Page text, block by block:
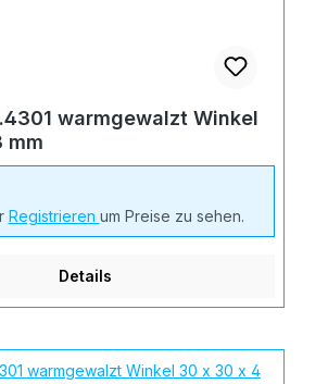
warmgewalzt Winkel
mm
Registrieren um Preise zu sehen.
Details